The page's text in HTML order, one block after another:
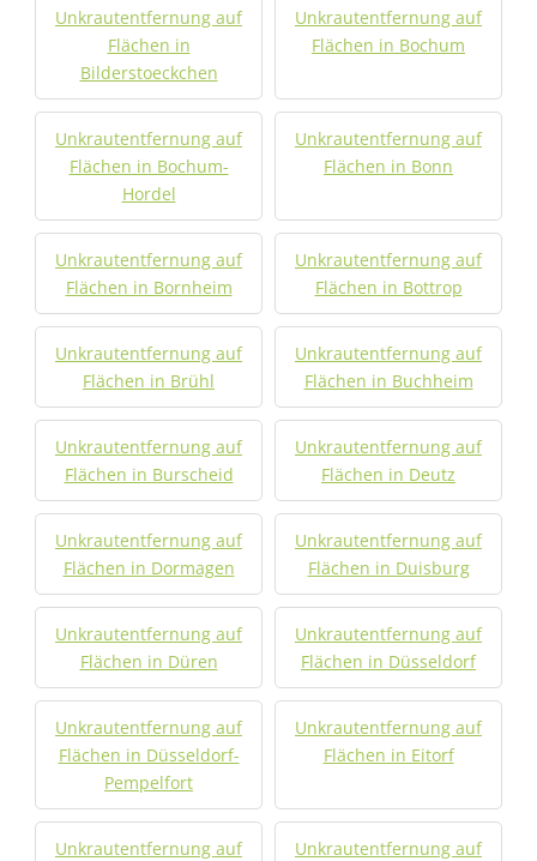
Unkrautentfernung auf
Flächen in
Bilderstoeckchen
Unkrautentfernung auf
Flächen in Bochum
Unkrautentfernung auf
Flächen in Bochum-
Hordel
Unkrautentfernung auf
Flächen in Bonn
Unkrautentfernung auf
Flächen in Bornheim
Unkrautentfernung auf
Flächen in Bottrop
Unkrautentfernung auf
Flächen in Brühl
Unkrautentfernung auf
Flächen in Buchheim
Unkrautentfernung auf
Flächen in Burscheid
Unkrautentfernung auf
Flächen in Deutz
Unkrautentfernung auf
Flächen in Dormagen
Unkrautentfernung auf
Flächen in Duisburg
Unkrautentfernung auf
Flächen in Düren
Unkrautentfernung auf
Flächen in Düsseldorf
Unkrautentfernung auf
Flächen in Düsseldorf-
Pempelfort
Unkrautentfernung auf
Flächen in Eitorf
Unkrautentfernung auf
Unkrautentfernung auf